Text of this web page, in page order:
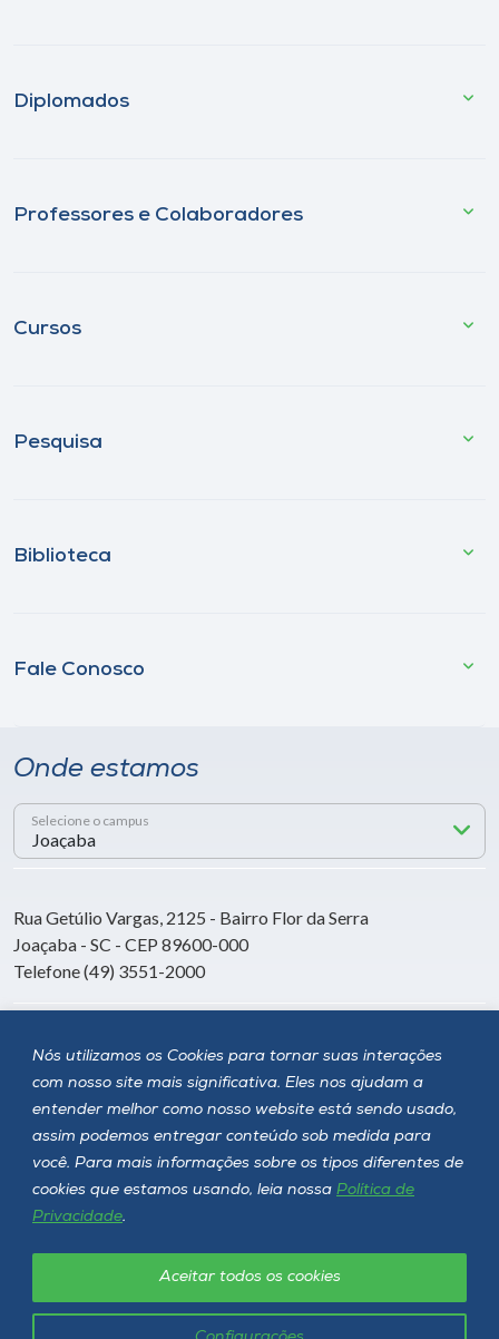
Nós utilizamos os Cookies para tornar suas interações
com nosso site mais significativa. Eles nos ajudam a
entender melhor como nosso website está sendo usado,
assim podemos entregar conteúdo sob medida para
você. Para mais informações sobre os tipos diferentes de
cookies que estamos usando, leia nossa Política de
Privacidade.
Aceitar todos os cookies
Diplomados
Professores e Colaboradores
Cursos
Pesquisa
Biblioteca
Fale Conosco
Onde estamos
Selecione o campus
Rua Getúlio Vargas, 2125 - Bairro Flor da Serra
Joaçaba - SC - CEP 89600-000
Telefone (49) 3551-2000
Siga a Unoesc
Unoesc © 2026 - Todos os direitos reservados
Política de privacidade LGPD